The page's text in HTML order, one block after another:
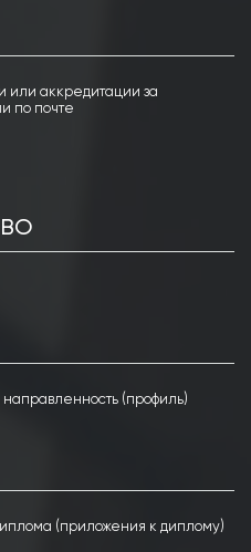
или аккредитации за
по почте
ВО
(профиль)
(приложения к диплому)